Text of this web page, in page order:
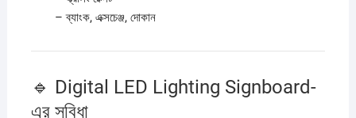
– ব্যাংক, এক্সচেঞ্জ, দোকান
🔹 Digital LED Lighting Signboard-
এর সুবিধা